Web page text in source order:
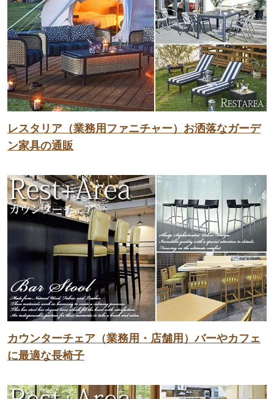
レスタリア（業務用ファニチャー）お洒落なガーデ
ン家具の通販
カウンターチェア（業務用・店舗用）バーやカフェ
に最適な長椅子